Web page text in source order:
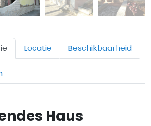
Locatie Beschikbaarheid
Haus